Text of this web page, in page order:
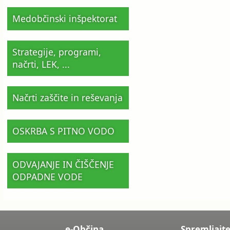
Medobčinski inšpektorat
Strategije, programi,
načrti, LEK, ...
Načrti zaščite in reševanja
OSKRBA S PITNO VODO
ODVAJANJE IN ČIŠČENJE
ODPADNE VODE